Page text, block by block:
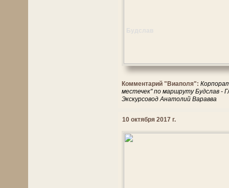
Комментарий "Виаполя":
местечек" по маршруту Будслав -
Экскурсовод Анатолий Варавва
10 октября 2017 г.